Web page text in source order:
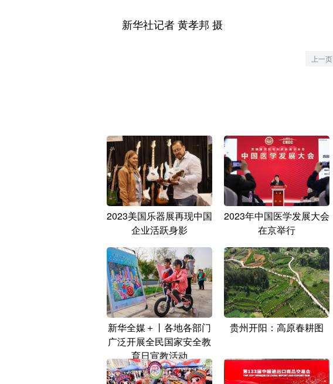
新华社记者 黄孝邦 摄
上一页
2023美国乐器展再现中国
企业活跃身影
2023年中国医学发展大会
在京举行
新华全媒＋丨各地各部门
广泛开展全民国家安全教
育日宣教活动
贵州开阳：高原春耕图